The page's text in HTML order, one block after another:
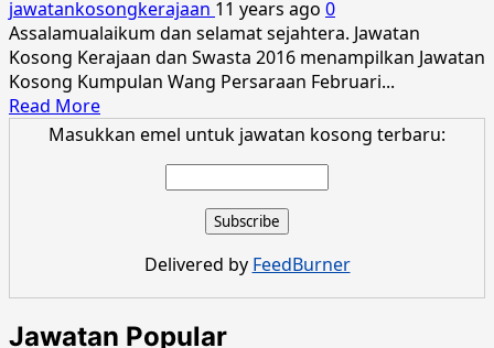
April
2016
jawatankosongkerajaan 11 years ago 0
Assalamualaikum dan selamat sejahtera. Jawatan
Kosong Kerajaan dan Swasta 2016 menampilkan Jawatan
Kosong Kumpulan Wang Persaraan Februari...
Read MoreRead
more
Persaraan
Februari
2016
Masukkan emel untuk jawatan kosong terbaru:
Delivered by FeedBurner
Jawatan Popular